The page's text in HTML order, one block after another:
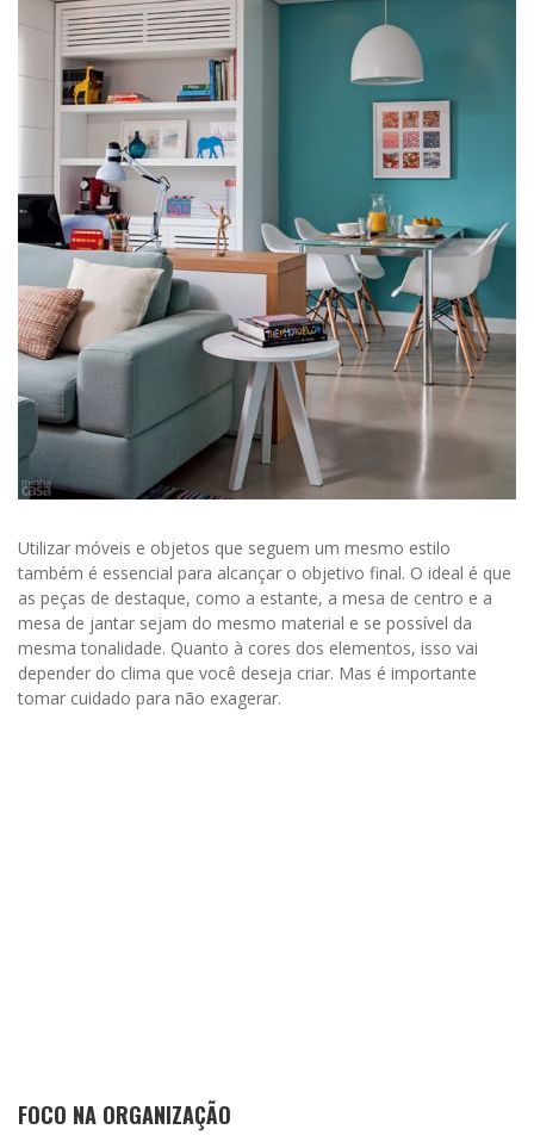
Utilizar móveis e objetos que seguem um mesmo estilo
também é essencial para alcançar o objetivo final. O ideal é que
as peças de destaque, como a estante, a mesa de centro e a
mesa de jantar sejam do mesmo material e se possível da
mesma tonalidade. Quanto à cores dos elementos, isso vai
depender do clima que você deseja criar. Mas é importante
tomar cuidado para não exagerar.
FOCO NA ORGANIZAÇÃO